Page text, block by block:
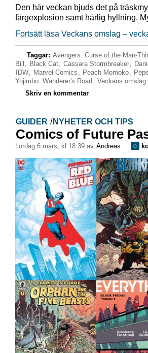
Den här veckan bjuds det på
färgexplosion samt härlig hyllning.
Fortsätt läsa Veckans omslag –
Taggar: Avengers: Curse of the Man-
Bill , Black Cat, Cassara Stormbreaker,
IDW, Marvel Comics , Peach Momoko,
Yojimbo: Wanderer's Road , Veckans omslag
Skriv en kommentar
GUIDER / NYHETER OCH TIPS
Comics of Future
lördag 6 mars, kl 18:39 av Andreas 0